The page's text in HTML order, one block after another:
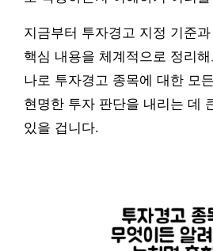
지금부터 투자경고 지정 기준
핵심 내용을 체계적으로 정리
나로 투자경고 종목에 대한 모
현명한 투자 판단을 내리는 데
있을 겁니다.